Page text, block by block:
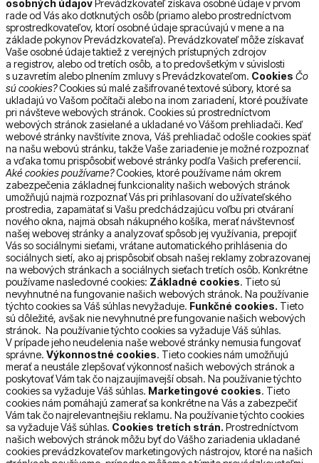
osobných údajovPrevádzkovateľ získava osobné údaje v prvom
rade od Vás ako dotknutých osôb (priamo alebo prostredníctvom
sprostredkovateľov, ktorí osobné údaje spracúvajú v mene a na
základe pokynov Prevádzkovateľa). Prevádzkovateľ môže získavať
Vaše osobné údaje taktiež z verejných prístupných zdrojov
a registrov, alebo od tretích osôb, a to predovšetkým v súvislosti
s uzavretím alebo plnením zmluvy s Prevádzkovateľom. Cookies Čo
sú cookies?Cookies sú malé zašifrované textové súbory, ktoré sa
ukladajú vo Vašom počítači alebo na inom zariadení, ktoré používate
pri návšteve webových stránok. Cookies sú prostredníctvom
webových stránok zasielané a ukladané vo Vášom prehliadači. Keď
webové stránky navštívite znova, Váš prehliadač odošle cookies späť
na našu webovú stránku, takže Vaše zariadenie je možné rozpoznať
a vďaka tomu prispôsobiť webové stránky podľa Vašich preferencií.
Aké cookies používame?Cookies, ktoré používame nám okrem
zabezpečenia základnej funkcionality našich webových stránok
umožňujú najmä rozpoznať Vás pri prihlasovaní do užívateľského
prostredia, zapamätať si Vašu predchádzajúcu voľbu pri otváraní
nového okna, najmä obsah nákupného košíka, merať návštevnosť
našej webovej stránky a analyzovať spôsob jej využívania, prepojiť
Vás so sociálnymi sieťami, vrátane automatického prihlásenia do
sociálnych sietí, ako aj prispôsobiť obsah našej reklamy zobrazovanej
na webových stránkach a sociálnych sieťach tretích osôb. Konkrétne
používame nasledovné cookies: Základné cookies. Tieto sú
nevyhnutné na fungovanie našich webových stránok. Na používanie
týchto cookies sa Váš súhlas nevyžaduje. Funkčné cookies. Tieto
sú dôležité, avšak nie nevyhnutné pre fungovanie našich webových
stránok. Na používanie týchto cookies sa vyžaduje Váš súhlas.
V prípade jeho neudelenia naše webové stránky nemusia fungovať
správne. Výkonnostné cookies. Tieto cookies nám umožňujú
merať a neustále zlepšovať výkonnosť našich webových stránok a
poskytovať Vám tak čo najzaujímavejší obsah. Na používanie týchto
cookies sa vyžaduje Váš súhlas. Marketingové cookies. Tieto
cookies nám pomáhajú zamerať sa konkrétne na Vás a zabezpečiť
Vám tak čo najrelevantnejšiu reklamu. Na používanie týchto cookies
sa vyžaduje Váš súhlas. Cookies tretích strán. Prostredníctvom
našich webových stránok môžu byť do Vášho zariadenia ukladané
cookies prevádzkovateľov marketingových nástrojov, ktoré na našich